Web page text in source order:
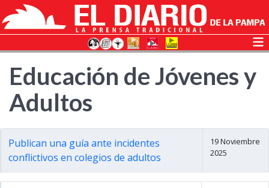
Educación de Jóvenes y
Adultos
Publican una guía ante incidentes
conflictivos en colegios de adultos
19 Noviembre
2025